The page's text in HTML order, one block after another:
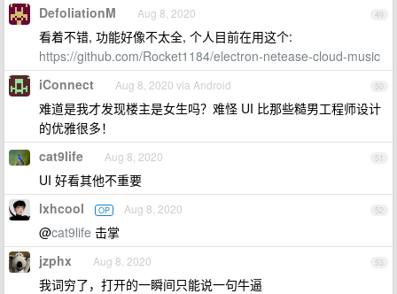
49
DefoliationM Aug 8, 2020
看着不错, 功能好像不太全, 个人目前在用这个:
https://github.com/Rocket1184/electron-netease-cloud-music
50
iConnect Aug 8, 2020 via Android
难道是我才发现楼主是女生吗？难怪 UI 比那些糙男工程师设计
的优雅很多！
51
cat9life Aug 8, 2020
UI 好看其他不重要
52
lxhcool OP Aug 8, 2020
@cat9life 击掌
53
jzphx Aug 8, 2020
我词穷了，打开的一瞬间只能说一句牛逼